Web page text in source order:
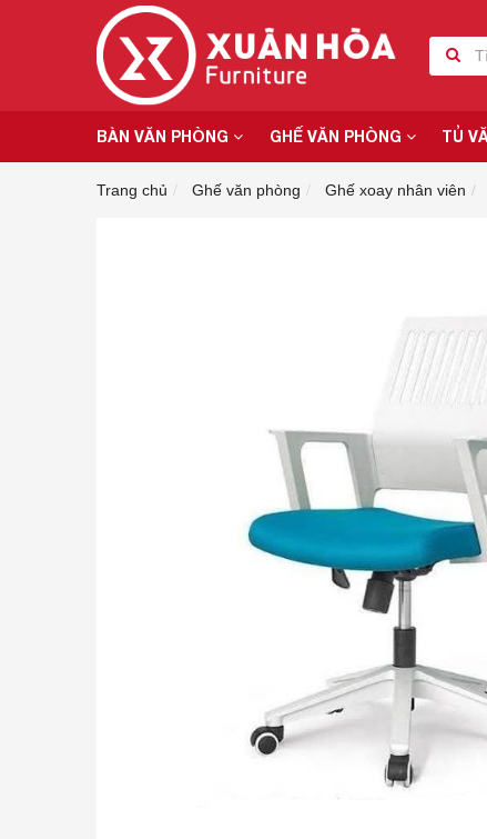
BÀN VĂN PHÒNG GHẾ VĂN PHÒNG TỦ
Trang chủ Ghế văn phòng Ghế xoay nhân viên